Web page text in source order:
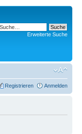
Erweiterte Suche
Registrieren Anmelden